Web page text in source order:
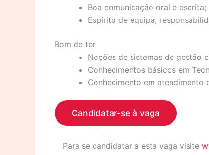
Boa comunicação oral e escrita;
Espírito de equipa,
Bom de ter
Noções de sistemas de gestão
Conhecimentos básicos em
Conhecimento em atendimento
Para se candidatar a esta vaga visite